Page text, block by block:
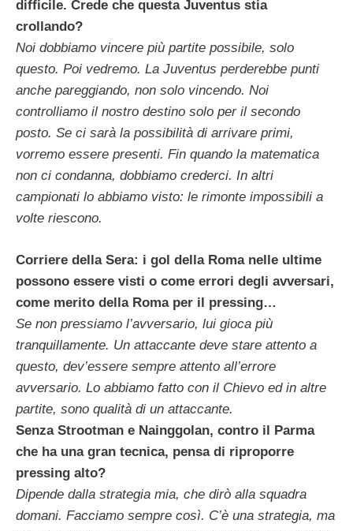
difficile. Crede che questa Juventus stia
crollando?
Noi dobbiamo vincere più partite possibile, solo
questo. Poi vedremo. La Juventus perderebbe punti
anche pareggiando, non solo vincendo. Noi
controlliamo il nostro destino solo per il secondo
posto. Se ci sarà la possibilità di arrivare primi,
vorremo essere presenti. Fin quando la matematica
non ci condanna, dobbiamo crederci. In altri
campionati lo abbiamo visto: le rimonte impossibili a
volte riescono.
Corriere della Sera: i gol della Roma nelle ultime
possono essere visti o come errori degli avversari,
come merito della Roma per il pressing…
Se non pressiamo l’avversario, lui gioca più
tranquillamente. Un attaccante deve stare attento a
questo, dev’essere sempre attento all’errore
avversario. Lo abbiamo fatto con il Chievo ed in altre
partite, sono qualità di un attaccante.
Senza Strootman e Nainggolan, contro il Parma
che ha una gran tecnica, pensa di riproporre
pressing alto?
Dipende dalla strategia mia, che dirò alla squadra
domani. Facciamo sempre così. C’è una strategia, ma